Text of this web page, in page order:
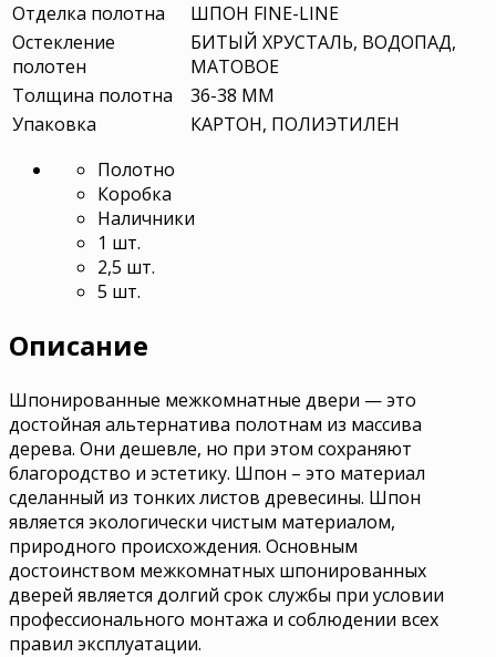
Отделка полотна
ШПОН FINE-LINE
Остекление
полотен
БИТЫЙ ХРУСТАЛЬ, ВОДОПАД,
МАТОВОЕ
Толщина полотна
36-38 ММ
Упаковка
КАРТОН, ПОЛИЭТИЛЕН
Полотно
Коробка
Наличники
1 шт.
2,5 шт.
5 шт.
Описание
Шпонированные межкомнатные двери — это
достойная альтернатива полотнам из массива
дерева. Они дешевле, но при этом сохраняют
благородство и эстетику. Шпон – это материал
сделанный из тонких листов древесины. Шпон
является экологически чистым материалом,
природного происхождения. Основным
достоинством межкомнатных шпонированных
дверей является долгий срок службы при условии
профессионального монтажа и соблюдении всех
правил эксплуатации.